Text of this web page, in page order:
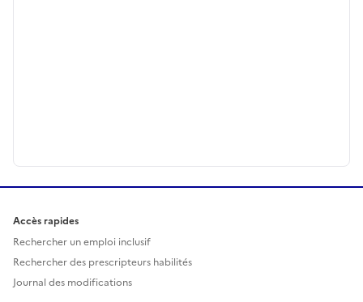
Accès rapides
Rechercher un emploi inclusif
Rechercher des prescripteurs habilités
Journal des modifications